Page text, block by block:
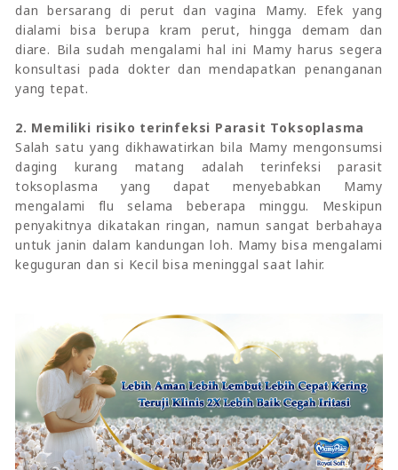
dan bersarang di perut dan vagina Mamy. Efek yang
dialami bisa berupa kram perut, hingga demam dan
diare. Bila sudah mengalami hal ini Mamy harus segera
konsultasi pada dokter dan mendapatkan penanganan
yang tepat.
2. Memiliki risiko terinfeksi Parasit Toksoplasma
Salah satu yang dikhawatirkan bila Mamy mengonsumsi
daging kurang matang adalah terinfeksi parasit
toksoplasma yang dapat menyebabkan Mamy
mengalami flu selama beberapa minggu. Meskipun
penyakitnya dikatakan ringan, namun sangat berbahaya
untuk janin dalam kandungan loh. Mamy bisa mengalami
keguguran dan si Kecil bisa meninggal saat lahir.